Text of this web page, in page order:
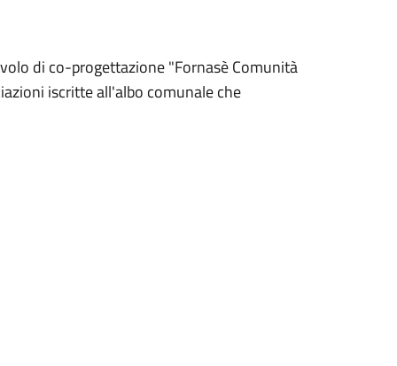
di co-progettazione "Fornasè Comunità
iscritte all'albo comunale che